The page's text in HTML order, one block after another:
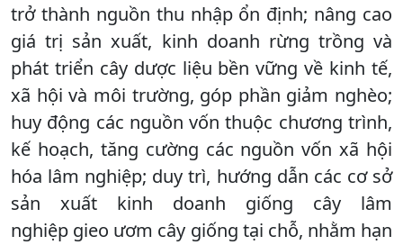
trở thành nguồn thu nhập ổn định; nâng cao
giá trị sản xuất, kinh doanh rừng trồng và
phát triển cây dược liệu bền vững về kinh tế,
xã hội và môi trường, góp phần giảm nghèo;
huy động các nguồn vốn thuộc chương trình,
kế hoạch, tăng cường các nguồn vốn xã hội
hóa lâm nghiệp; duy trì, hướng dẫn các cơ sở
sản xuất kinh doanh giống cây lâm
nghiệp gieo ươm cây giống tại chỗ, nhằm hạn